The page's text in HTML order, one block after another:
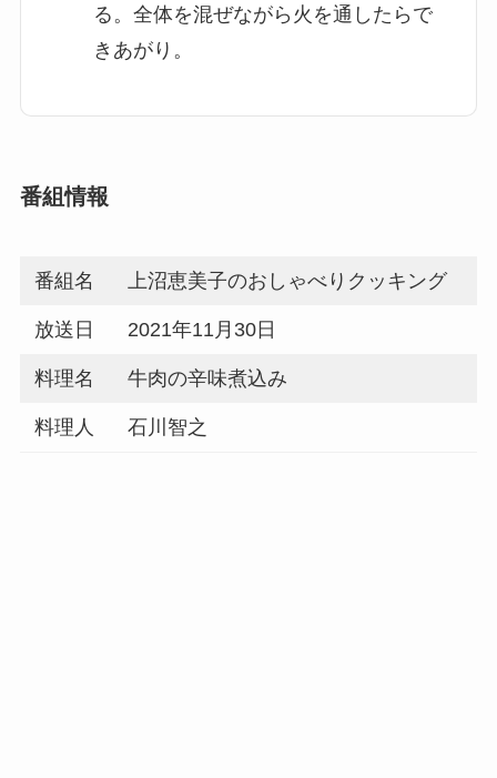
る。全体を混ぜながら火を通したらで
きあがり。
番組情報
番組名 上沼恵美子のおしゃべりクッキング
放送日 2021年11月30日
料理名 牛肉の辛味煮込み
料理人 石川智之